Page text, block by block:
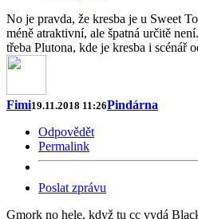
No je pravda, že kresba je u Sweet
méně atraktivní, ale špatná určitě
třeba Plutona, kde je kresba i scénář
Fimi19.11.2018 11:26Pindárna
Odpovědět
Permalink
Poslat zprávu
Gmork no hele, když tu cc vydá